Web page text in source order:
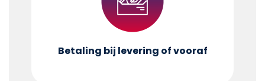
Betaling bij levering of vooraf